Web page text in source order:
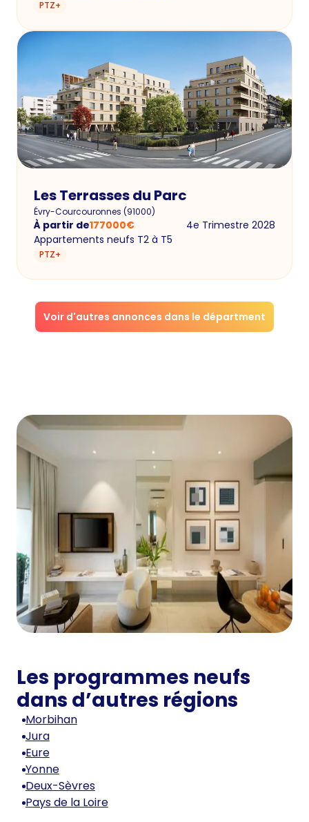
PTZ+
Les Terrasses du Parc
Évry-Courcouronnes (91000)
À partir de177000€
4e Trimestre 2028
Appartements neufs T2 à T5
PTZ+
Voir d'autres annonces dans le départment
Les programmes neufs
dans d’autres régions
Morbihan
Jura
Eure
Yonne
Deux-Sèvres
Pays de la Loire